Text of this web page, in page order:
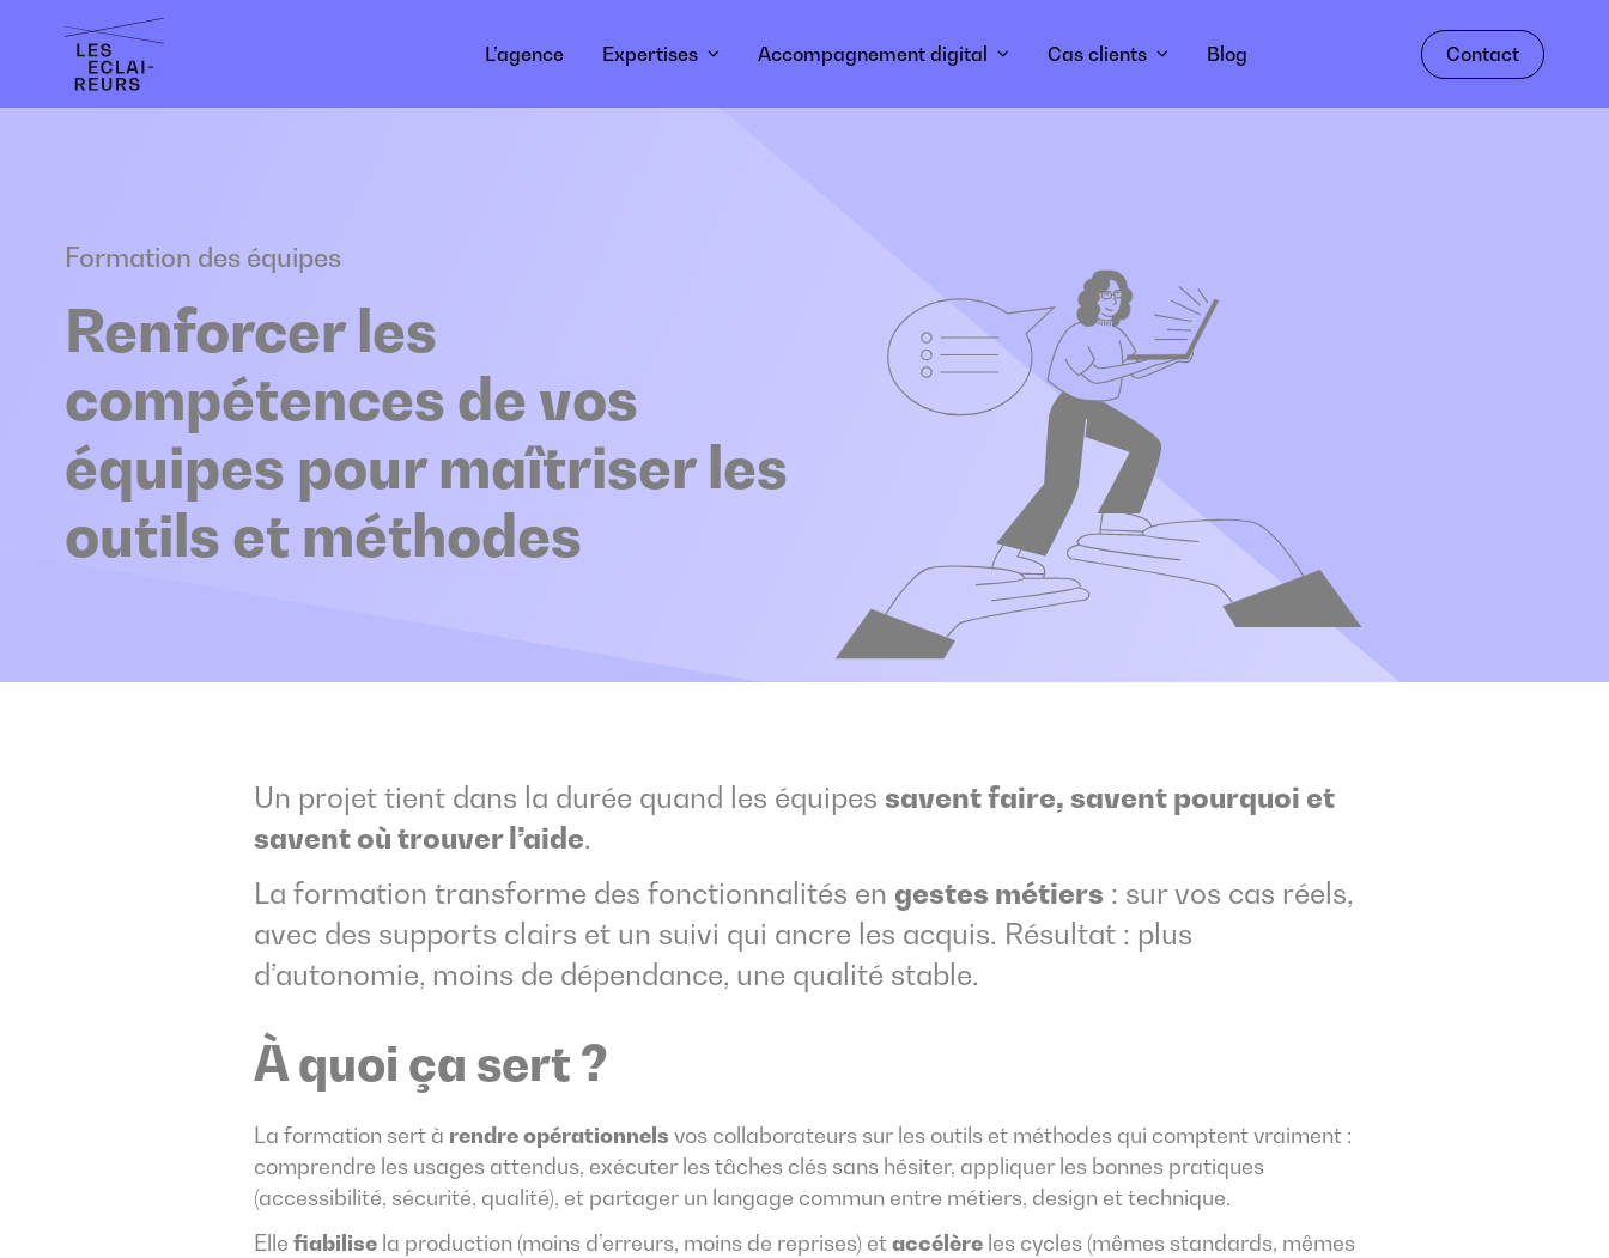
Panneau de gestion des cookies
L’agence Expertises Accompagnement digital Cas clients Blog Contact
Formation des équipes
Renforcer les
compétences de vos
équipes pour maîtriser les
outils et méthodes
Un projet tient dans la durée quand les équipes savent faire, savent pourquoi et
savent où trouver l’aide.
La formation transforme des fonctionnalités en gestes métiers : sur vos cas réels,
avec des supports clairs et un suivi qui ancre les acquis. Résultat : plus
d’autonomie, moins de dépendance, une qualité stable.
À quoi ça sert ?
La formation sert à rendre opérationnels vos collaborateurs sur les outils et méthodes qui comptent vraiment :
comprendre les usages attendus, exécuter les tâches clés sans hésiter, appliquer les bonnes pratiques
(accessibilité, sécurité, qualité), et partager un langage commun entre métiers, design et technique.
Elle fiabilise la production (moins d’erreurs, moins de reprises) etaccélèreles cycles (mêmes standards, mêmes